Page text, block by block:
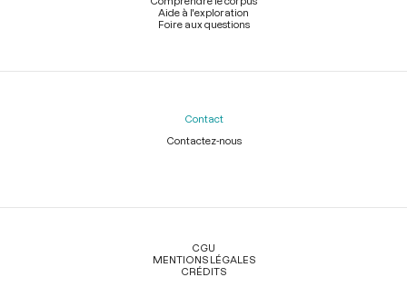
Aide à l'exploration
Foire aux questions
Contact
Contactez-nous
Légal
CGU
MENTIONS LÉGALES
CRÉDITS